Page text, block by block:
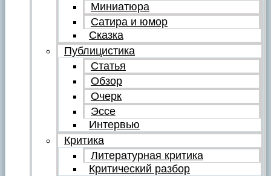
Миниатюра
Сатира и юмор
Сказка
Публицистика
Статья
Обзор
Очерк
Эссе
Интервью
Критика
Литературная критика
Критический разбор